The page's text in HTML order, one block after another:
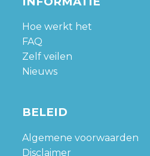
Hoe werkt het
FAQ
Zelf veilen
Nieuws
BELEID
Algemene voorwaarden
Disclaimer